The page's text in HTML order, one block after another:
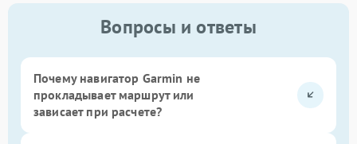
Вопросы и ответы
Почему навигатор Garmin не
прокладывает маршрут или
зависает при расчете?